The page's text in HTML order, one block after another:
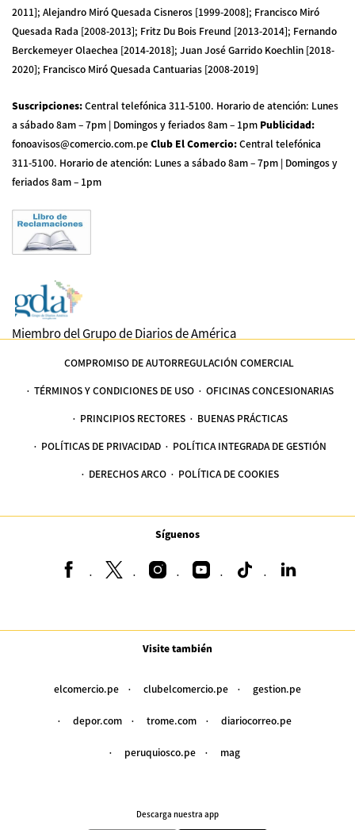
2011]; Alejandro Miró Quesada Cisneros [1999-2008]; Francisco Miró
Quesada Rada [2008-2013]; Fritz Du Bois Freund [2013-2014]; Fernando
Berckemeyer Olaechea [2014-2018]; Juan José Garrido Koechlin [2018-
2020]; Francisco Miró Quesada Cantuarias [2008-2019]
Suscripciones:Central telefónica 311-5100. Horario de atención: Lunes
a sábado 8am – 7pm | Domingos y feriados 8am – 1pm Publicidad:
fonoavisos@comercio.com.peClub El Comercio:Central telefónica
311-5100. Horario de atención: Lunes a sábado 8am – 7pm | Domingos y
feriados 8am – 1pm
Miembro del Grupo de Diarios de América
COMPROMISO DE AUTORREGULACIÓN COMERCIAL
TÉRMINOS Y CONDICIONES DE USO OFICINAS CONCESIONARIAS
PRINCIPIOS RECTORES BUENAS PRÁCTICAS
POLÍTICAS DE PRIVACIDAD POLÍTICA INTEGRADA DE GESTIÓN
DERECHOS ARCO POLÍTICA DE COOKIES
Síguenos
Visite también
elcomercio.pe clubelcomercio.pe gestion.pe
depor.com trome.com diariocorreo.pe
peruquiosco.pe mag
Descarga nuestra app